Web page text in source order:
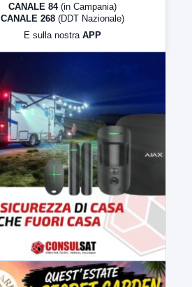
LabNews (Diretta)
CANALE 84 (in Campania)
CANALE 268 (DDT Nazionale)
E sulla nostra APP